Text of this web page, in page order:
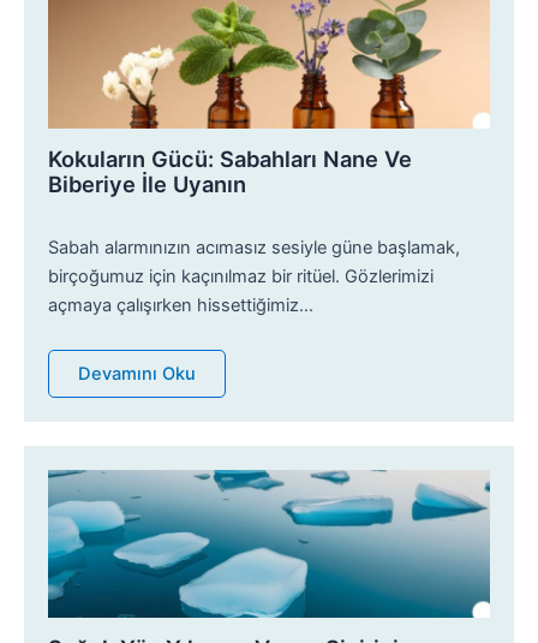
Kokuların Gücü: Sabahları Nane Ve
Biberiye İle Uyanın
Sabah alarmınızın acımasız sesiyle güne başlamak,
birçoğumuz için kaçınılmaz bir ritüel. Gözlerimizi
açmaya çalışırken hissettiğimiz…
Devamını Oku